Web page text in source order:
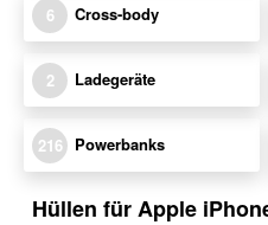
6 Cross-body
2 Ladegeräte
216 Powerbanks
Hüllen für Apple